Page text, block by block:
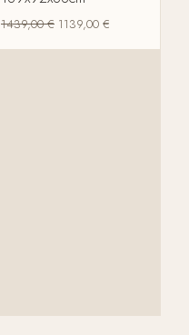
1439,00€ 1139,00 €